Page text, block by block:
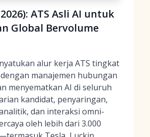
ATS Asli AI untuk
Global Bervolume
alur kerja ATS tingkat
manajemen hubungan
menyematkan AI di seluruh
kandidat, penyaringan,
dan interaksi omni-
oleh lebih dari 3.000